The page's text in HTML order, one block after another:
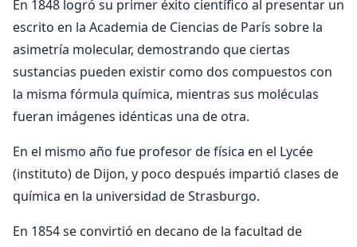
En 1848 logró su primer éxito científico al presentar un
escrito en la Academia de Ciencias de París sobre la
asimetría molecular, demostrando que ciertas
sustancias pueden existir como dos compuestos con
la misma fórmula química, mientras sus moléculas
fueran imágenes idénticas una de otra.
En el mismo año fue profesor de física en el Lycée
(instituto) de Dijon, y poco después impartió clases de
química en la universidad de Strasburgo.
En 1854 se convirtió en decano de la facultad de